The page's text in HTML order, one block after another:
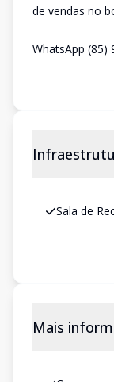
de vendas no
WhatsApp (85)
Sala de
Mais